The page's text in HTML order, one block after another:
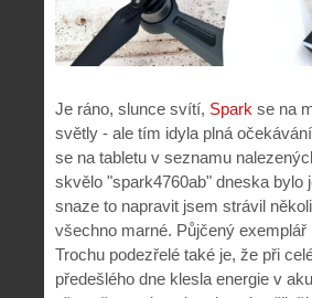
Je ráno, slunce svítí, Spark se na
světly - ale tím idyla plná
se na tabletu v seznamu
skvělo "spark4760ab" dneska bylo
snaze to napravit jsem strávil
všechno marné. Půjčený exemplář
Trochu podezřelé také je, že při
předešlého dne klesla energie v